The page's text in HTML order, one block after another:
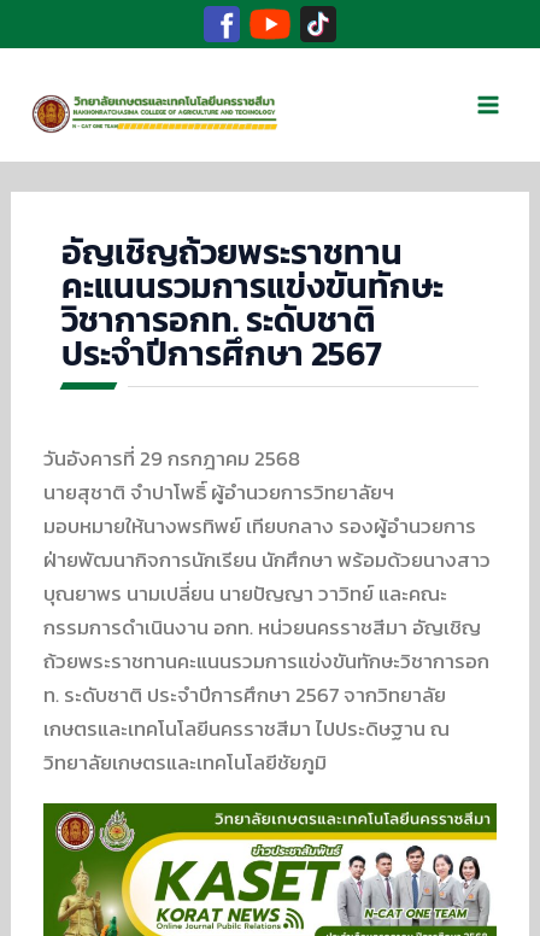
to
อัญเชิญถ้วยพระราชทาน
คะแนนรวมการแข่งขันทักษะ
วิชาการอกท. ระดับชาติ
ประจำปีการศึกษา 2567
วันอังคารที่ 29 กรกฎาคม 2568
นายสุชาติ จำปาโพธิ์ ผู้อำนวยการวิทยาลัยฯ
มอบหมายให้นางพรทิพย์ เทียบกลาง รองผู้อำนวยการ
ฝ่ายพัฒนากิจการนักเรียน นักศึกษา พร้อมด้วยนางสาว
บุณยาพร นามเปลี่ยน นายปัญญา วาวิทย์ และคณะ
กรรมการดำเนินงาน อกท. หน่วยนครราชสีมา อัญเชิญ
ถ้วยพระราชทานคะแนนรวมการแข่งขันทักษะวิชาการอก
ท. ระดับชาติ ประจำปีการศึกษา 2567 จากวิทยาลัย
เกษตรและเทคโนโลยีนครราชสีมา ไปประดิษฐาน ณ
วิทยาลัยเกษตรและเทคโนโลยีชัยภูมิ
Facebook
TikTokYouTube